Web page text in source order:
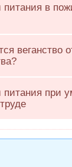
питания в
веганство
питания при